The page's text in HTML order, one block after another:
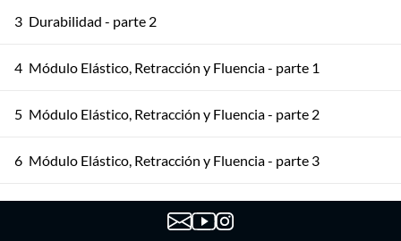
3 Durabilidad - parte 2
4 Módulo Elástico, Retracción y Fluencia - parte 1
5 Módulo Elástico, Retracción y Fluencia - parte 2
6 Módulo Elástico, Retracción y Fluencia - parte 3
7 Deformaciones - parte 1